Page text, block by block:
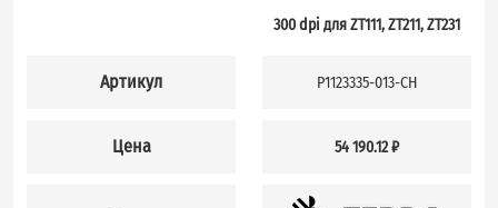
Артикул
Цена
300 dpi для ZT111, ZT211, ZT231
P1123335-013-CH
54 190.12 ₽